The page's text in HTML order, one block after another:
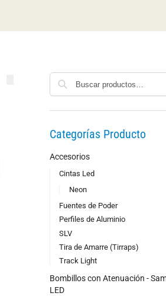
Categorías Producto
Accesorios
Cintas Led
Neon
Fuentes de Poder
Perfiles de Aluminio
SLV
Tira de Amarre (Tirraps)
Track Light
Bombillos con Atenuación -
LED